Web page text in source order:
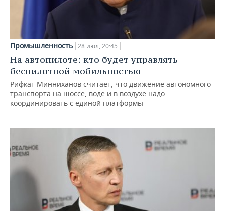
Промышленность 28 июл, 20:45
На автопилоте: кто будет управлять
беспилотной мобильностью
Рифкат Минниханов считает, что движение автономного
транспорта на шоссе, воде и в воздухе надо
координировать с единой платформы